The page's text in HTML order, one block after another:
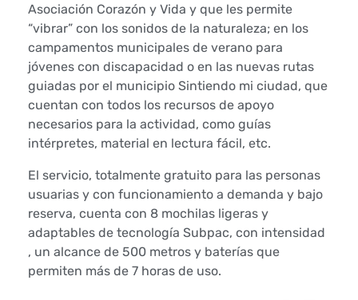
ó
n
s
o
n
o
r
a
a
Asociación Corazón y Vida y que les permite
“vibrar” con los sonidos de la naturaleza; en los
campamentos municipales de verano para
jóvenes con discapacidad o en las nuevas rutas
guiadas por el municipio Sintiendo mi ciudad, que
cuentan con todos los recursos de apoyo
necesarios para la actividad, como guías
intérpretes, material en lectura fácil, etc.
El servicio, totalmente gratuito para las personas
usuarias y con funcionamiento a demanda y bajo
reserva, cuenta con 8 mochilas ligeras y
adaptables de tecnología Subpac, con intensidad
, un alcance de 500 metros y baterías que
permiten más de 7 horas de uso.